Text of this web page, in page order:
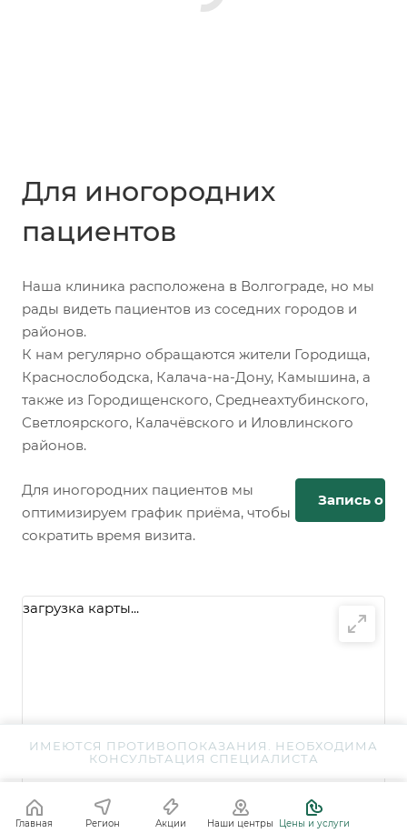
Для иногородних
пациентов
Наша клиника расположена в Волгограде, но мы
рады видеть пациентов из соседних городов и
районов.
К нам регулярно обращаются жители Городища,
Краснослободска, Калача-на-Дону, Камышина, а
также из Городищенского, Среднеахтубинского,
Светлоярского, Калачёвского и Иловлинского
районов.
Для иногородних пациентов мы
оптимизируем график приёма, чтобы
сократить время визита.
Запись
загрузка карты...
Построить маршрут
ИМЕЮТСЯ ПРОТИВОПОКАЗАНИЯ. НЕОБХОДИМА
КОНСУЛЬТАЦИЯ СПЕЦИАЛИСТА
Главная Регион Акции Наши центры Цены и услуги